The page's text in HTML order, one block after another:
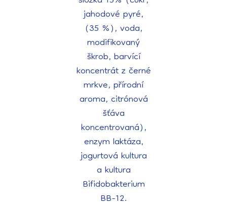
jahodové pyré,
(35 %), voda,
modifikovaný
škrob, barvící
koncentrát z černé
mrkve, přírodní
aroma, citrónová
šťáva
koncentrovaná),
enzym laktáza,
jogurtová kultura
a kultura
Bifidobakterium
BB-12.